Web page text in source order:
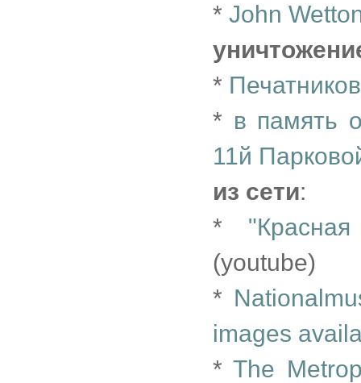
* John
*
* в память
11й
из сети:
*
(youtube)
*
images
*The